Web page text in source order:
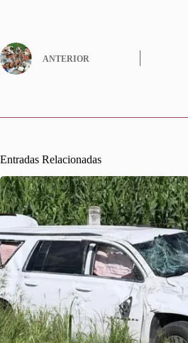
ANTERIOR
Entradas Relacionadas